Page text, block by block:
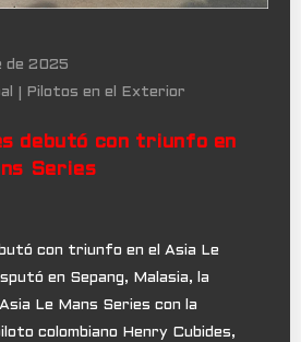
de 2025
Pilotos en el Exterior
debutó con triunfo en
Series
con triunfo en el Asia Le
en Sepang, Malasia, la
Le Mans Series con la
colombiano Henry Cubides,